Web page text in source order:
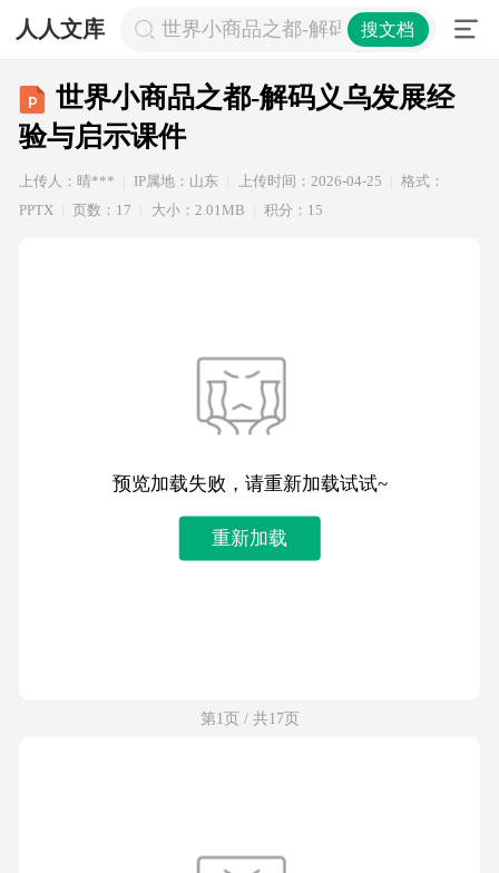
人人文库 世界小商品之都-解码义乌发展经验与
搜文档
世界小商品之都-解码义乌发展经
验与启示课件
上传人：晴*** IP属地：山东 上传时间：2026-04-25
格式：
PPTX
页数：17 大小：2.01MB 积分：15
预览加载失败，请重新加载试试~
重新加载
第1页 / 共17页